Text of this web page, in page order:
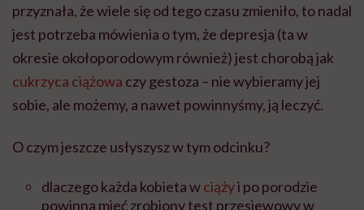
przyznała, że wiele się od tego czasu zmieniło, to nadal
jest potrzeba mówienia o tym, że depresja (ta w
okresie okołoporodowym również) jest chorobą jak
cukrzyca ciążowa czy gestoza – nie wybieramy jej
sobie, ale możemy, a nawet powinnyśmy, ją leczyć.
O czym jeszcze usłyszysz w tym odcinku?
dlaczego każda kobieta wciążyi po porodzie
powinna mieć zrobiony test przesiewowy w